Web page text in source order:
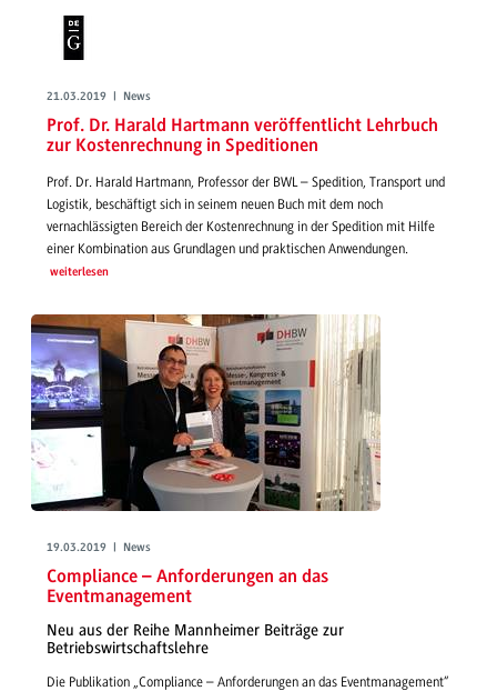
21.03.2019 | News
Prof. Dr. Harald Hartmann veröffentlicht Lehrbuch
zur Kostenrechnung in Speditionen
Prof. Dr. Harald Hartmann, Professor der BWL – Spedition, Transport und
Logistik, beschäftigt sich in seinem neuen Buch mit dem noch
vernachlässigten Bereich der Kostenrechnung in der Spedition mit Hilfe
einer Kombination aus Grundlagen und praktischen Anwendungen.
weiterlesen
19.03.2019 | News
Compliance – Anforderungen an das
Eventmanagement
Neu aus der Reihe Mannheimer Beiträge zur
Betriebswirtschaftslehre
Die Publikation „Compliance – Anforderungen an das Eventmanagement“